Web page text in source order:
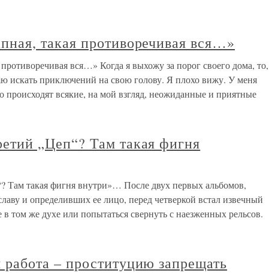
такая противоречивая вся…»
противоречивая вся…» Когда я выхожу за порог своего дома, то,
искать приключений на свою голову. Я плохо вижу. У меня
происходят всякие, на мой взгляд, неожиданные и приятные
„Цеп“? Там такая фигня
Там такая фигня внутри»… После двух первых альбомов,
и определивших ее лицо, перед четверкой встал извечный
том же духе или попытаться свернуть с наезженных рельсов.
работа – проституцию запрещать